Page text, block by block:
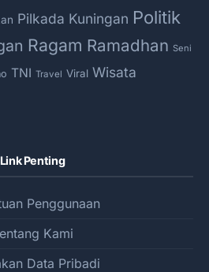
Pilkada Kuningan Politik
Ragam Ramadhan Seni
TNI Travel Viral Wisata
Link Penting
Penggunaan
Kami
Data Pribadi